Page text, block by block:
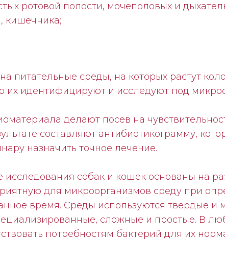
ротовой полости, мочеполовых и
кишечника;
питательные среды, на которых растут
их идентифицируют и исследуют под
делают посев на
составляют антибиотикограмму,
назначить точное лечение.
исследования собак и кошек основаны на
для микроорганизмов среду при
время. Среды используются твердые и
сложные и простые. В
потребностям бактерий для их